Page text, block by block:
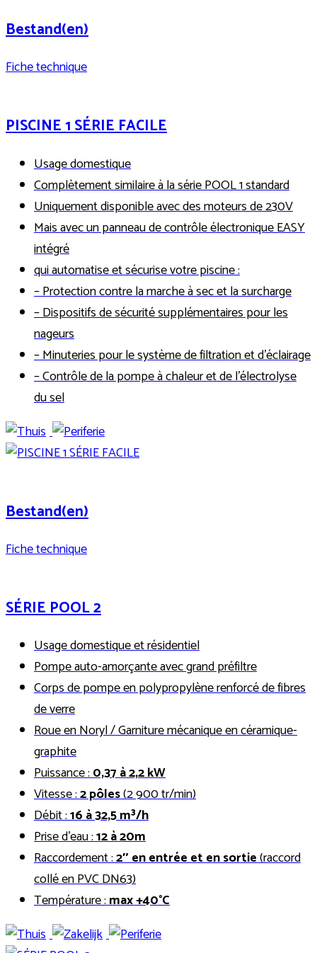
Bestand(en)
Fiche technique
PISCINE 1 SÉRIE FACILE
Usage domestique
Complètement similaire à la série POOL 1 standard
Uniquement disponible avec des moteurs de 230V
Mais avec un panneau de contrôle électronique EASY
intégré
qui automatise et sécurise votre piscine :
– Protection contre la marche à sec et la surcharge
– Dispositifs de sécurité supplémentaires pour les
nageurs
– Minuteries pour le système de filtration et d’éclairage
– Contrôle de la pompe à chaleur et de l’électrolyse
du sel
Bestand(en)
Fiche technique
SÉRIE POOL 2
Usage domestique et résidentiel
Pompe auto-amorçante avec grand préfiltre
Corps de pompe en polypropylène renforcé de fibres
de verre
Roue en Noryl / Garniture mécanique en céramique-
graphite
Puissance :0,37 à 2,2 kW
Vitesse :2 pôles(2 900 tr/min)
Débit :16 à 32,5 m³/h
Prise d’eau :12 à 20m
Raccordement :2″ en entrée et en sortie(raccord
collé en PVC DN63)
Température :max +40°C